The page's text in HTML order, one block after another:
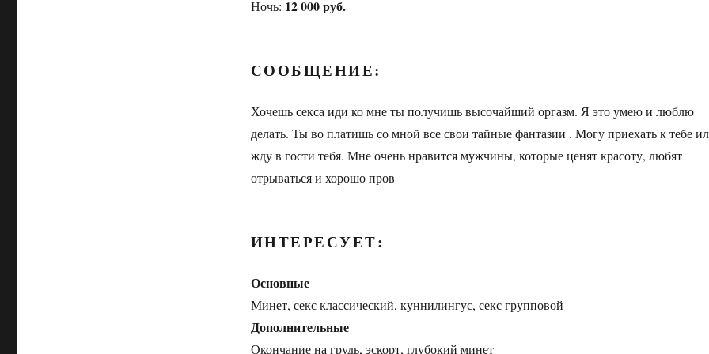
Ночь: 12 000 руб.
СООБЩЕНИЕ:
Хочешь секса иди ко мне ты получишь высочайший оргазм. Я это умею и люблю
делать. Ты во платишь со мной все свои тайные фантазии . Могу приехать к тебе
жду в гости тебя. Мне очень нравится мужчины, которые ценят красоту, любят
отрываться и хорошо пров
ИНТЕРЕСУЕТ:
Основные
Минет, секс классический, куннилингус, секс групповой
Дополнительные
Окончание на грудь, эскорт, глубокий минет